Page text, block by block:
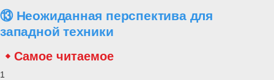
⑬ Неожиданная перспектива для
западной техники
Самое читаемое
1